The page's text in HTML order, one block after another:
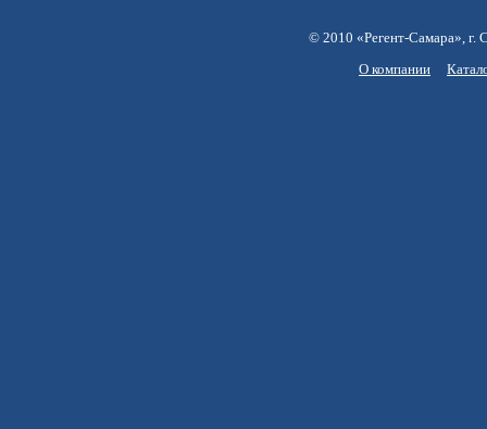
© 2010 «Регент-Самара», г.
О компании